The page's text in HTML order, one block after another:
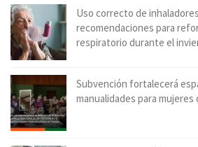
Uso correcto de
recomendaciones para
respiratorio durante el
Subvención fortalecerá
manualidades para mujeres